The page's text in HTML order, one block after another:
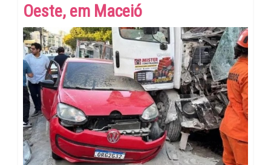
Oeste, em Maceió